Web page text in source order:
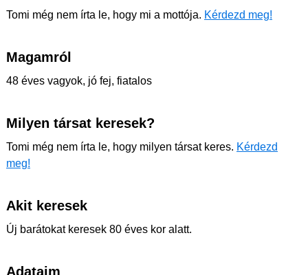
Tomi még nem írta le, hogy mi a mottója. Kérdezd meg!
Magamról
48 éves vagyok, jó fej, fiatalos
Milyen társat keresek?
Tomi még nem írta le, hogy milyen társat keres. Kérdezd
meg!
Akit keresek
Új barátokat keresek 80 éves kor alatt.
Adataim